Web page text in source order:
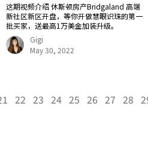
这期视频介绍 休斯顿房产Bridgaland 高端
新社区新区开盘，等你开做慧眼识珠的第一
批买家，送最高1万美金加装升级。
Gigi
May 30, 2022
22 23 24 25 26 27 28